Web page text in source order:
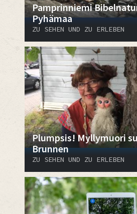
Pamprinniemi
Pyhämaa
ZU SEHEN UND ZU ERLEBEN
Plumpsis! Myllymuori
Brunnen
ZU SEHEN UND ZU ERLEBEN